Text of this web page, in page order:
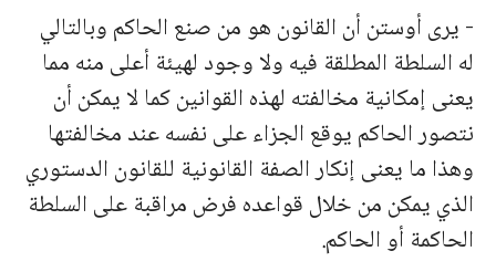
- يرى أوستن أن القانون هو من صنع الحاكم وبالتالي
له السلطة المطلقة فيه ولا وجود لهيئة أعلى منه مما
يعنى إمكانية مخالفته لهذه القوانين كما لا يمكن أن
نتصور الحاكم يوقع الجزاء على نفسه عند مخالفتها
وهذا ما يعنى إنكار الصفة القانونية للقانون الدستوري
الذي يمكن من خلال قواعده فرض مراقبة على السلطة
الحاكمة أو الحاكم.